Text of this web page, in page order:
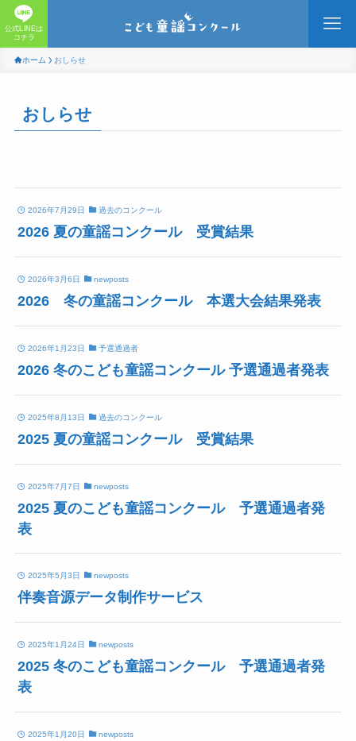
公式LINEは
コチラ
ホーム おしらせ
おしらせ
2026年7月29日 過去のコンクール
2026 夏の童謡コンクール 受賞結果
2026年3月6日 newposts
2026 冬の童謡コンクール 本選大会結果発表
2026年1月23日 予選通過者
2026 冬のこども童謡コンクール 予選通過者発表
2025年8月13日 過去のコンクール
2025 夏の童謡コンクール 受賞結果
2025年7月7日 newposts
2025 夏のこども童謡コンクール 予選通過者発
表
2025年5月3日 newposts
伴奏音源データ制作サービス
2025年1月24日 newposts
2025 冬のこども童謡コンクール 予選通過者発
表
2025年1月20日 newposts